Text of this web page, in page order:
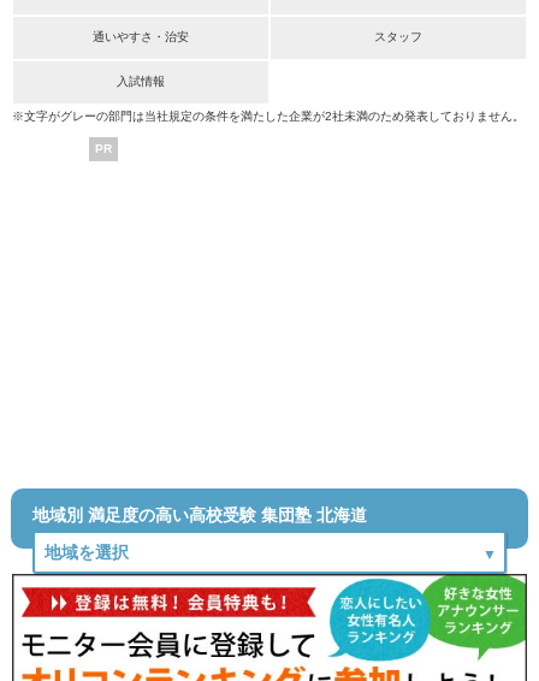
通いやすさ・治安 スタッフ
入試情報
※文字がグレーの部門は当社規定の条件を満たした企業が2社未満のため発表しておりません。
PR
地域別 満足度の高い高校受験 集団塾 北海道